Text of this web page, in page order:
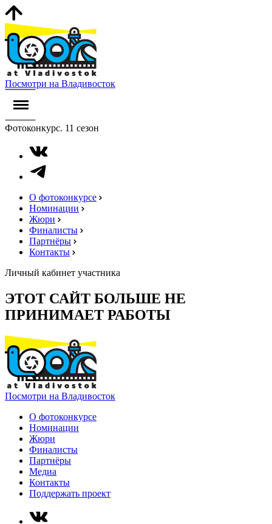
Посмотри на Владивосток
Фотоконкурс. 11 сезон
О фотоконкурсе
Номинации
Жюри
Финалисты
Партнёры
Контакты
Личный кабинет участника
ЭТОТ САЙТ БОЛЬШЕ НЕ
ПРИНИМАЕТ РАБОТЫ
Посмотри на Владивосток
О фотоконкурсе
Номинации
Жюри
Финалисты
Партнёры
Медиа
Контакты
Поддержать проект